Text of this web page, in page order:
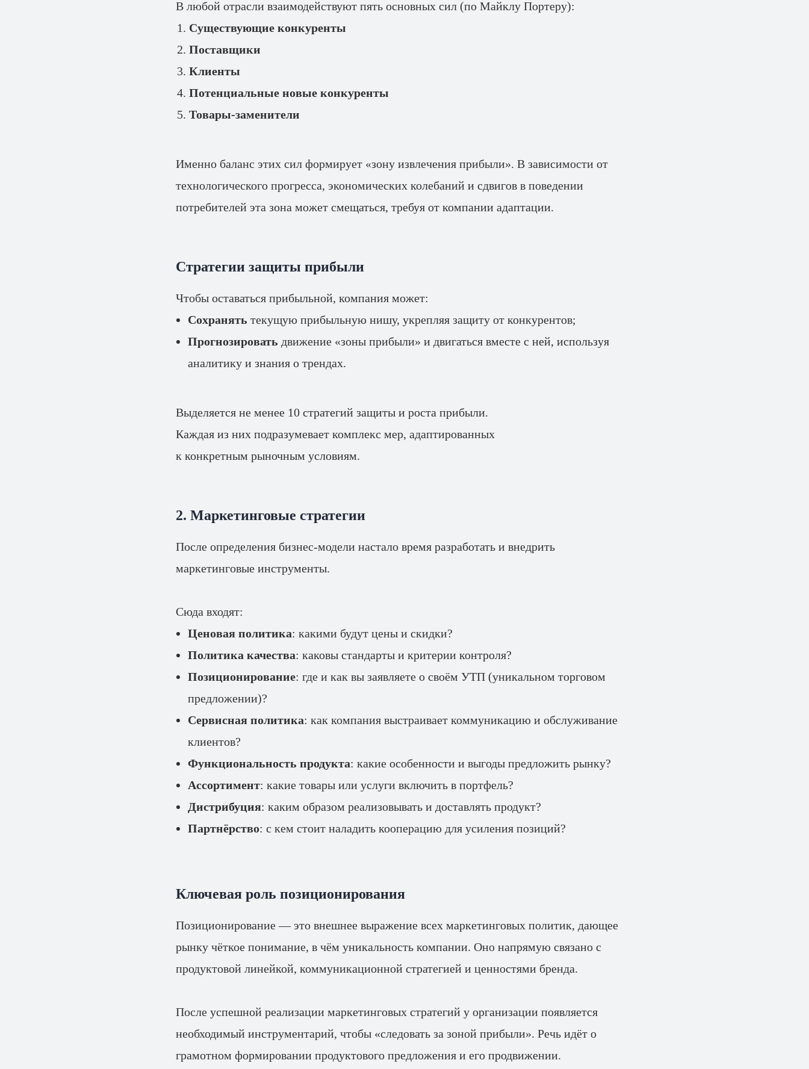
В любой отрасли взаимодействуют пять основных сил (по Майклу Портеру):
Существующие конкуренты
Поставщики
Клиенты
Потенциальные новые конкуренты
Товары-заменители
Именно баланс этих сил формирует «зону извлечения прибыли». В зависимости от
технологического прогресса, экономических колебаний и сдвигов в поведении
потребителей эта зона может смещаться, требуя от компании адаптации.
Стратегии защиты прибыли
Чтобы оставаться прибыльной, компания может:
Сохранять текущую прибыльную нишу, укрепляя защиту от конкурентов;
Прогнозировать движение «зоны прибыли» и двигаться вместе с ней, используя
аналитику и знания о трендах.
Выделяется не менее 10 стратегий защиты и роста прибыли.
Каждая из них подразумевает комплекс мер, адаптированных
к конкретным рыночным условиям.
2. Маркетинговые стратегии
После определения бизнес-модели настало время разработать и внедрить
маркетинговые инструменты.
Сюда входят:
Ценовая политика: какими будут цены и скидки?
Политика качества: каковы стандарты и критерии контроля?
Позиционирование: где и как вы заявляете о своём УТП (уникальном торговом
предложении)?
Сервисная политика: как компания выстраивает коммуникацию и обслуживание
клиентов?
Функциональность продукта: какие особенности и выгоды предложить рынку?
Ассортимент: какие товары или услуги включить в портфель?
Дистрибуция: каким образом реализовывать и доставлять продукт?
Партнёрство: с кем стоит наладить кооперацию для усиления позиций?
Ключевая роль позиционирования
Позиционирование — это внешнее выражение всех маркетинговых политик, дающее
рынку чёткое понимание, в чём уникальность компании. Оно напрямую связано с
продуктовой линейкой, коммуникационной стратегией и ценностями бренда.
После успешной реализации маркетинговых стратегий у организации появляется
необходимый инструментарий, чтобы «следовать за зоной прибыли». Речь идёт о
грамотном формировании продуктового предложения и его продвижении.